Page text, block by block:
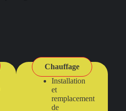
Chauffage
Installation
et
remplacement
de